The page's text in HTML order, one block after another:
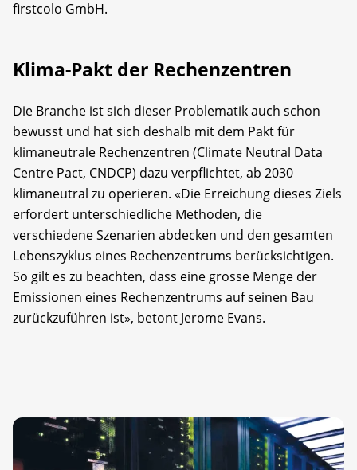
firstcolo GmbH.
Klima-Pakt der Rechenzentren
Die Branche ist sich dieser Problematik auch schon
bewusst und hat sich deshalb mit dem Pakt für
klimaneutrale Rechenzentren (Climate Neutral Data
Centre Pact, CNDCP) dazu verpflichtet, ab 2030
klimaneutral zu operieren. «Die Erreichung dieses Ziels
erfordert unterschiedliche Methoden, die
verschiedene Szenarien abdecken und den gesamten
Lebenszyklus eines Rechenzentrums berücksichtigen.
So gilt es zu beachten, dass eine grosse Menge der
Emissionen eines Rechenzen­trums auf seinen Bau
zurückzuführen ist», betont Jerome Evans.